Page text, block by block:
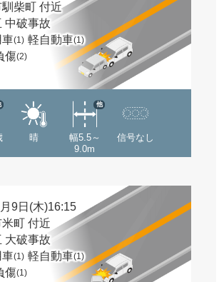
柴町 付近
中破事故
(1) 軽自動車(1)
傷(2)
晴
幅5.5～
9.0m
他
信号なし
9日(木)16:15
町 付近
大破事故
(1) 軽自動車(1)
傷(1)